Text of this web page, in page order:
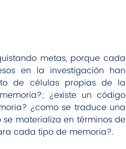
metas, porque cada
en la investigación han
de células propias de la
¿existe un código
¿como se traduce una
materializa en términos de
cada tipo de memoria?.